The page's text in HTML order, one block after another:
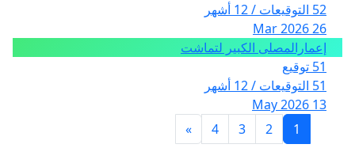
52 التوقيعات / 12 أشهر
26 Mar 2026
إعمارالمصلى الكبير لتماشت
51 توقيع
51 التوقيعات / 12 أشهر
13 May 2026
1
2
3
4
»